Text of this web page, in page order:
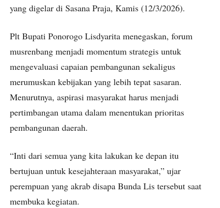
yang digelar di Sasana Praja, Kamis (12/3/2026).
Plt Bupati Ponorogo Lisdyarita menegaskan, forum
musrenbang menjadi momentum strategis untuk
mengevaluasi capaian pembangunan sekaligus
merumuskan kebijakan yang lebih tepat sasaran.
Menurutnya, aspirasi masyarakat harus menjadi
pertimbangan utama dalam menentukan prioritas
pembangunan daerah.
“Inti dari semua yang kita lakukan ke depan itu
bertujuan untuk kesejahteraan masyarakat,” ujar
perempuan yang akrab disapa Bunda Lis tersebut saat
membuka kegiatan.